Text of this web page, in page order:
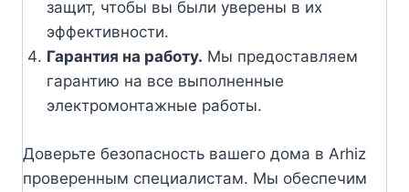
защит, чтобы вы были уверены в их
эффективности.
Гарантия на работу. Мы предоставляем
гарантию на все выполненные
электромонтажные работы.
Доверьте безопасность вашего дома в Arhiz
проверенным специалистам. Мы обеспечим